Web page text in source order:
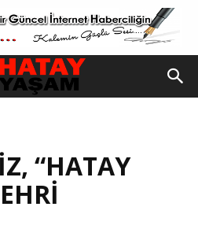
“HATAY